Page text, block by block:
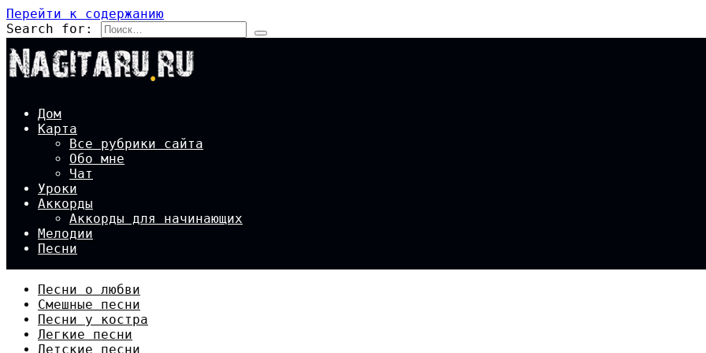
Перейти к содержанию
Search for:
Дом
Карта
Все рубрики сайта
Обо мне
Чат
Уроки
Аккорды
Аккорды для начинающих
Мелодии
Песни
Песни о любви
Смешные песни
Песни у костра
Легкие песни
Детские песни